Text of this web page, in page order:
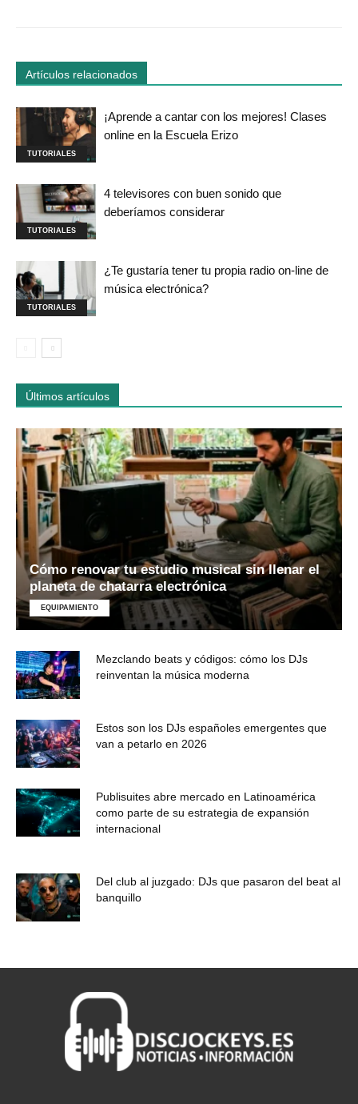
Artículos relacionados
TUTORIALES
¡Aprende a cantar con los mejores! Clases
online en la Escuela Erizo
TUTORIALES
4 televisores con buen sonido que
deberíamos considerar
TUTORIALES
¿Te gustaría tener tu propia radio on-line de
música electrónica?
Últimos artículos
Cómo renovar tu estudio musical sin llenar el
planeta de chatarra electrónica
EQUIPAMIENTO
Mezclando beats y códigos: cómo los DJs
reinventan la música moderna
Estos son los DJs españoles emergentes que
van a petarlo en 2026
Publisuites abre mercado en Latinoamérica
como parte de su estrategia de expansión
internacional
Del club al juzgado: DJs que pasaron del beat al
banquillo